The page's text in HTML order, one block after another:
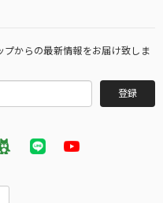
プからの最新情報をお届け致しま
登録